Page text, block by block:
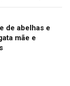
de abelhas e
mãe e